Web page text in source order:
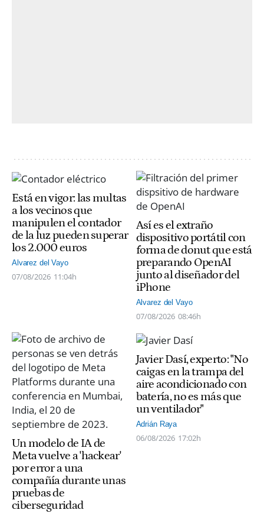
Está en vigor: las multas
a los vecinos que
manipulen el contador
de la luz pueden superar
los 2.000 euros
Alvarez del Vayo
07/08/2026 11:04h
Así es el extraño
dispositivo portátil con
forma de donut que está
preparando OpenAI
junto al diseñador del
iPhone
Alvarez del Vayo
07/08/2026 08:46h
Un modelo de IA de
Meta vuelve a 'hackear'
por error a una
compañía durante unas
pruebas de
ciberseguridad
Javier Dasí, experto: "No
caigas en la trampa del
aire acondicionado con
batería, no es más que
un ventilador"
Adrián Raya
06/08/2026 17:02h